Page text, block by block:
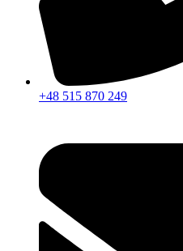
+48 515 870 249